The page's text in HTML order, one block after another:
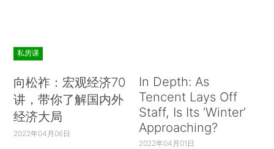
私房课
向松祚：宏观经济70
讲，带你了解国内外
经济大局
2022年04月06日
In Depth: As
Tencent Lays Off
Staff, Is Its ‘Winter’
Approaching?
2022年04月01日